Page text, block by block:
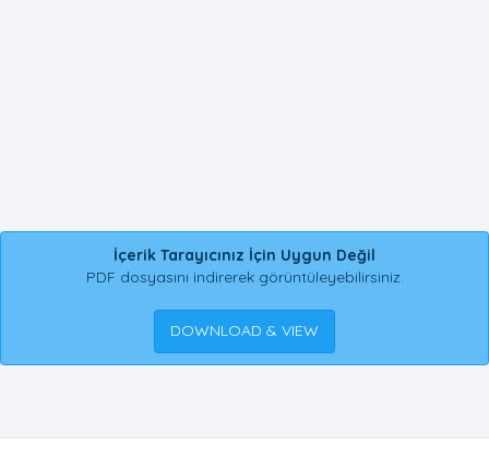
İçerik Tarayıcınız İçin Uygun Değil
PDF dosyasını indirerek görüntüleyebilirsiniz.
DOWNLOAD & VIEW